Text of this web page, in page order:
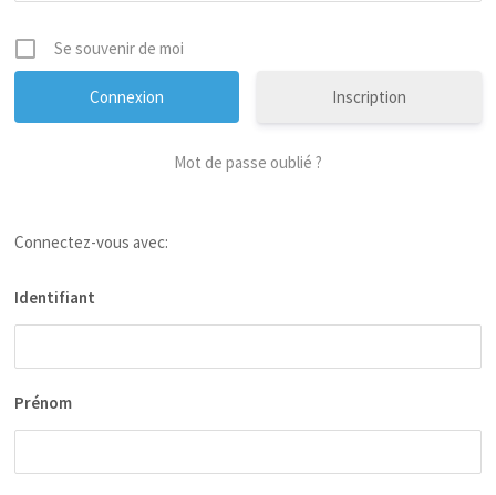
Se souvenir de moi
Inscription
Mot de passe oublié ?
Connectez-vous avec:
Identifiant
Prénom